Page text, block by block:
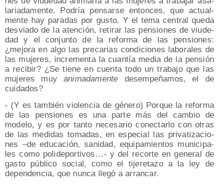
la­ria­da­men­te. Podría pen­sar­se enton­ces, que actual­
men­te hay para­das por gus­to. Y el tema cen­tral que­da
des­via­do de la aten­ción, reti­rar las pen­sio­nes de viu­de­
dad y el con­jun­to de la refor­ma de las pen­sio­nes:
¿mejo­ra en algo las pre­ca­rias con­di­cio­nes labo­ra­les de
las muje­res, incre­men­ta la cuan­tía media de la pen­sión
a reci­bir? ¿Se tie­ne en cuen­ta todo un tra­ba­jo que las
muje­res muyani­ma­da­men­te desem­pe­ña­mos, el de
cuidados?
- (Y es tam­bién vio­len­cia de géne­ro) Por­que la refor­ma
de las pen­sio­nes es una par­te más del cam­bio de
mode­lo, y es por tan­to nece­sa­rio conec­tar­lo con otras
de las medi­das toma­das, en espe­cial las pri­va­ti­za­cio­
nes –de edu­ca­ción, sani­dad, equi­pa­mien­tos muni­ci­pa­
les como poli­de­por­ti­vos…- y del recor­te en gene­ral de
gas­to públi­co social, como el tije­re­ta­zo a la ley de
depen­den­cia, que nun­ca lle­gó a arrancar.